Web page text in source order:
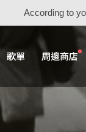
According to
歌單 周邊商店